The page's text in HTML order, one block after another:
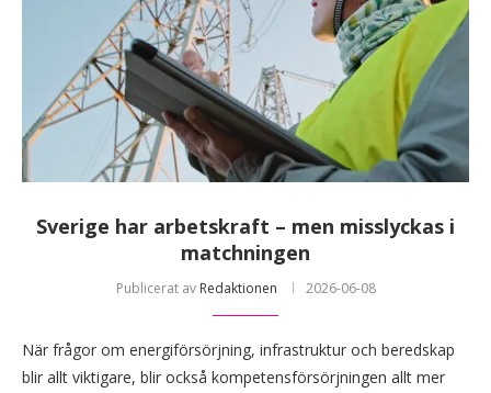
Sverige har arbetskraft – men misslyckas i
matchningen
Publicerat av Redaktionen 2026-06-08
När frågor om energiförsörjning, infrastruktur och beredskap
blir allt viktigare, blir också kompetensförsörjningen allt mer